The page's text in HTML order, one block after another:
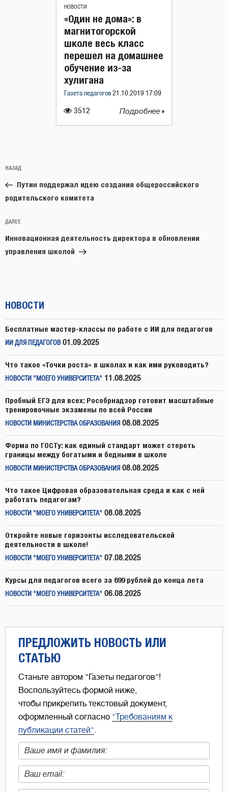
НОВОСТИ
3512
«Один не дома»: в
магнитогорской
школе весь класс
перешел на домашнее
обучение из-за
хулигана
Газета педагогов 21.10.2019 17:09
Подробнее
по
записям
Предыдущая
запись:
НАЗАД
Путин поддержал идею создания общероссийского
родительского комитета
Следующая
запись
ДАЛЕЕ
Инновационная деятельность директора в обновлении
управления школой
НОВОСТИ
Бесплатные мастер-классы по работе с ИИ для педагогов
ИИ ДЛЯ ПЕДАГОГОВ 01.09.2025
Что такое «Точки роста» в школах и как ими руководить?
НОВОСТИ "МОЕГО УНИВЕРСИТЕТА" 11.08.2025
Пробный ЕГЭ для всех: Рособрнадзор готовит масштабные
тренировочные экзамены по всей России
НОВОСТИ МИНИСТЕРСТВА ОБРАЗОВАНИЯ 08.08.2025
Форма по ГОСТу: как единый стандарт может стереть
границы между богатыми и бедными в школе
НОВОСТИ МИНИСТЕРСТВА ОБРАЗОВАНИЯ 08.08.2025
Что такое Цифровая образовательная среда и как с ней
работать педагогам?
НОВОСТИ "МОЕГО УНИВЕРСИТЕТА" 08.08.2025
Откройте новые горизонты исследовательской
деятельности в школе!
НОВОСТИ "МОЕГО УНИВЕРСИТЕТА" 07.08.2025
Курсы для педагогов всего за 699 рублей до конца лета
НОВОСТИ "МОЕГО УНИВЕРСИТЕТА" 06.08.2025
ПРЕДЛОЖИТЬ НОВОСТЬ ИЛИ
СТАТЬЮ
Станьте автором "Газеты педагогов"!
Воспользуйтесь формой ниже,
чтобы прикрепить текстовый документ,
оформленный согласно "Требованиям к
публикации статей".